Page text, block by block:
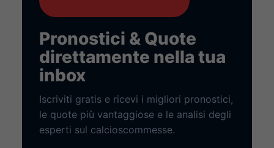
Pronostici & Quote
direttamente nella tua
inbox
Iscriviti gratis e ricevi i migliori pronostici,
le quote più vantaggiose e le analisi degli
esperti sul calcioscommesse.